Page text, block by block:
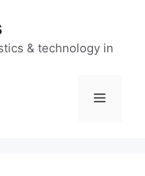
& technology in
Menu